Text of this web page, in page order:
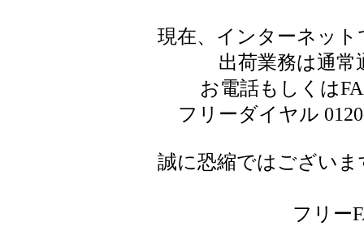
現在、インターネッ
出荷業務は通
お電話もしくは
フリーダイヤル
誠に恐縮ではござい
フリー